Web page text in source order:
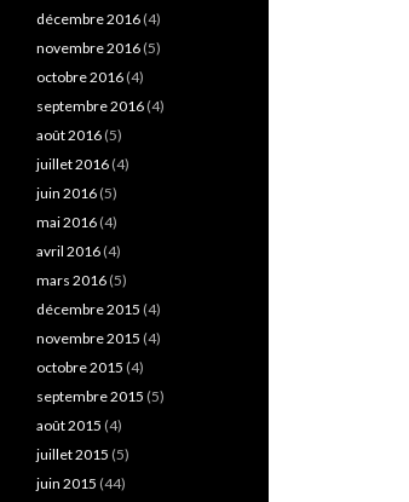
décembre 2016 (4)
novembre 2016 (5)
octobre 2016 (4)
septembre 2016 (4)
août 2016 (5)
juillet 2016 (4)
juin 2016 (5)
mai 2016 (4)
avril 2016 (4)
mars 2016 (5)
décembre 2015 (4)
novembre 2015 (4)
octobre 2015 (4)
septembre 2015 (5)
août 2015 (4)
juillet 2015 (5)
juin 2015 (44)